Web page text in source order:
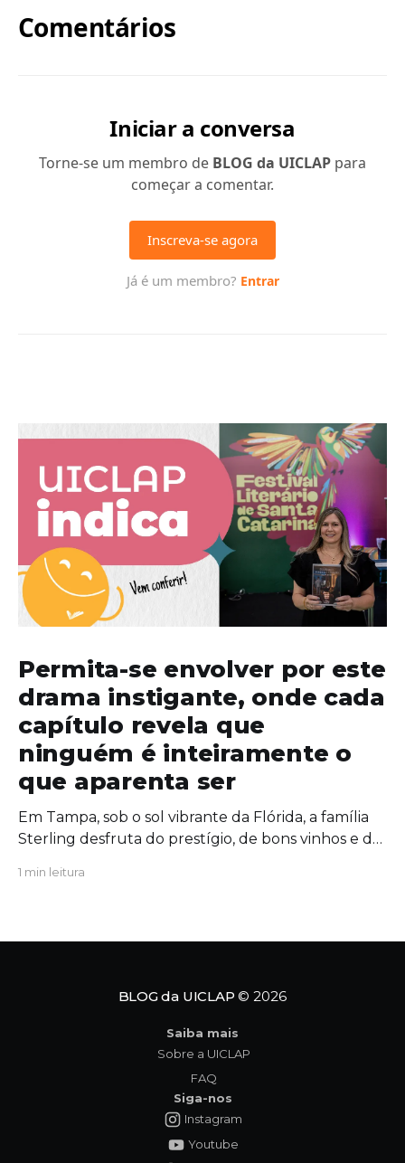
Permita-se envolver por este
drama instigante, onde cada
capítulo revela que
ninguém é inteiramente o
que aparenta ser
Em Tampa, sob o sol vibrante da Flórida, a família
Sterling desfruta do prestígio, de bons vinhos e de
trás das portas fechadas da mansão, segredos
ressurge com um
1 min leitura
BLOG da UICLAP © 2026
Saiba mais
Sobre a UICLAP
FAQ
Siga-nos
Instagram
Youtube